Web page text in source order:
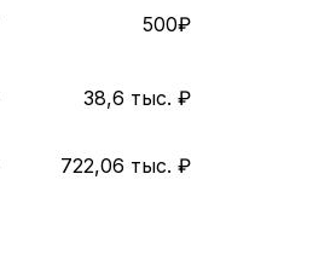
500₽
38,6 тыс. ₽
722,06 тыс. ₽